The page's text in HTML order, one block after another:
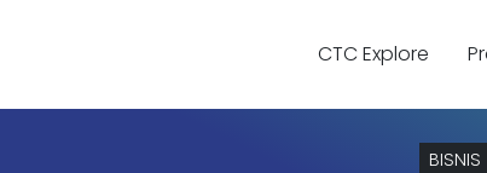
CTC Explore
BISNIS